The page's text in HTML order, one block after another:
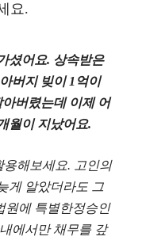
요.
셨어요. 상속받은
버지 빚이 1억이
버렸는데 이제 어
월이 지났어요.
해보세요. 고인의
게 알았더라도 그
원에 특별한정승인
에서만 채무를 갚